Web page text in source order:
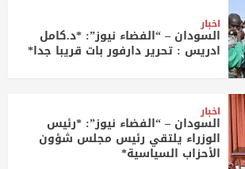
اخبار
السودان – “الفضاء نيوز”: *د.كامل
ادريس : تحرير دارفور بات قريبا جدا*
اخبار
السودان – “الفضاء نيوز”: *رئيس
الوزراء يلتقي رئيس مجلس شؤون
الأحزاب السياسية*